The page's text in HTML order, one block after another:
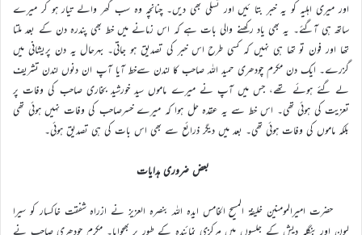
اور میری اہلیہ کو یہ خبر بتا ئیں اور تسلی بھی دیں۔ چنانچہ وہ سب گھر والے تیار ہو کر میرے
ساتھ ہی آگئے۔ یہ بھی یاد رکھنے والی بات ہے کہ اس زمانے میں خط بھی پندرہ دن کے بعد ملتا
تھا اور فون تو تھا ہی نہیں کہ کسی طرح اس خبر کی تصدیق ہو جاتی۔ بہرحال یہ دن پریشانی میں
گزرے۔ ایک دن مکرم چودھری حمید اللہ صاحب کا لندن سےخط آیا آپ ان دنوں لندن تشریف
لے گئے ہوئے تھے، جس میں آپ نے میرے ماموں سید خورشید بخاری صاحب کی وفات پر
تعزیت کی ہوئی تھی۔ اس خط سے یہ عقدہ حل ہوا کہ میرے خسرصاحب کی وفات نہیں ہوئی تھی
بلکہ ماموں کی وفات ہوئی تھی۔ بعد میں دیگر ذرائع سے بھی اس بات کی ہی تصدیق ہوئی۔
بعض ضروری ہدایات
حضرت امیرالمومنین خلیفۃ المسیح الخامس ایدہ اللہ بنصرہ العزیز نے ازراہ شفقت خاکسار کو سیرا
لیون اور بنگلہ دیش کے جلسوں میں مرکزی نمائندہ کے طور پر بھجوایا۔ مکرم چودھری صاحب نے